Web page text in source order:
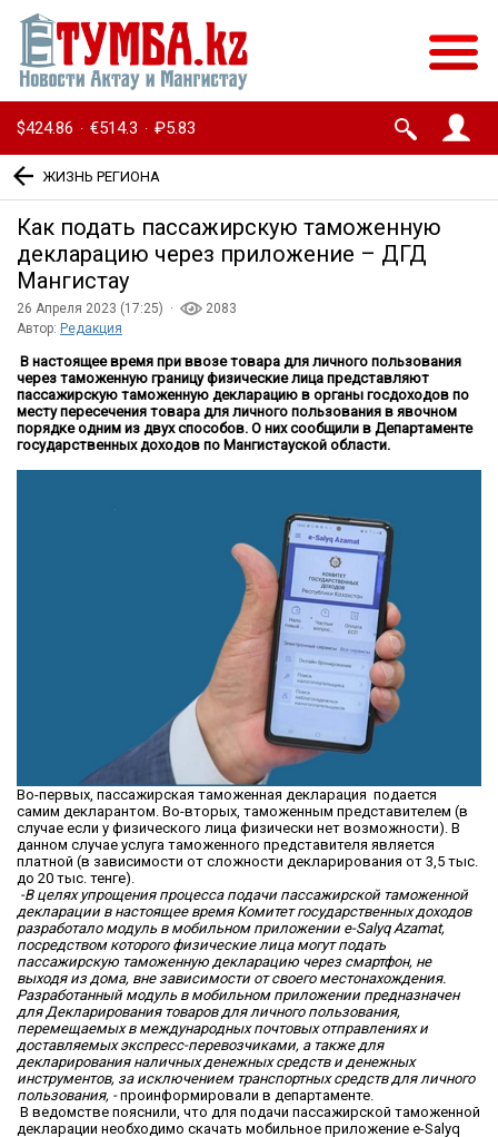
$424.86 · €514.3 · ₽5.83
ЖИЗНЬ РЕГИОНА
Как подать пассажирскую таможенную
декларацию через приложение – ДГД
Мангистау
26 Апреля 2023 (17:25) ·
2083
Автор: Редакция
В настоящее время при ввозе товара для личного пользования
через таможенную границу физические лица представляют
пассажирскую таможенную декларацию в органы госдоходов по
месту пересечения товара для личного пользования в явочном
порядке одним из двух способов. О них сообщили в Департаменте
государственных доходов по Мангистауской области.
Во-первых, пассажирская таможенная декларация подается
самим декларантом. Во-вторых, таможенным представителем (в
случае если у физического лица физически нет возможности). В
данном случае услуга таможенного представителя является
платной (в зависимости от сложности декларирования от 3,5 тыс.
до 20 тыс. тенге).
-В целях упрощения процесса подачи пассажирской таможенной
декларации в настоящее время Комитет государственных доходов
разработало модуль в мобильном приложении e-Salyq Azamat,
посредством которого физические лица могут подать
пассажирскую таможенную декларацию через смартфон, не
выходя из дома, вне зависимости от своего местонахождения.
Разработанный модуль в мобильном приложении предназначен
для Декларирования товаров для личного пользования,
перемещаемых в международных почтовых отправлениях и
доставляемых экспресс-перевозчиками, а также для
декларирования наличных денежных средств и денежных
инструментов, за исключением транспортных средств для личного
пользования, -проинформировали в департаменте.
В ведомстве пояснили, что для подачи пассажирской таможенной
декларации необходимо скачать мобильное приложение e-Salyq